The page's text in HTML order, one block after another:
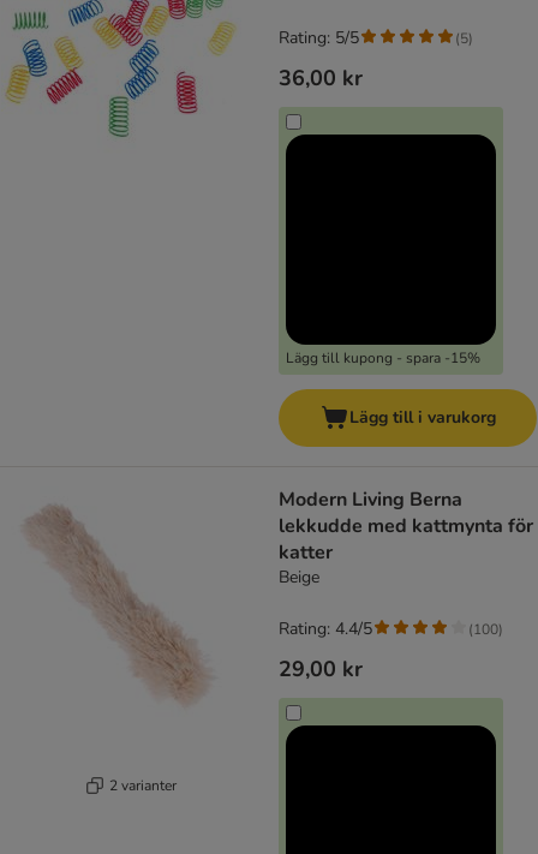
36,00 kr
Lägg till kupong - spara -15%
Rating: 5/5 (5)
Lägg till i varukorg
2 varianter
Modern Living Berna
lekkudde med kattmynta för
katter
Beige
29,00 kr
Rating: 4.4/5 (100)